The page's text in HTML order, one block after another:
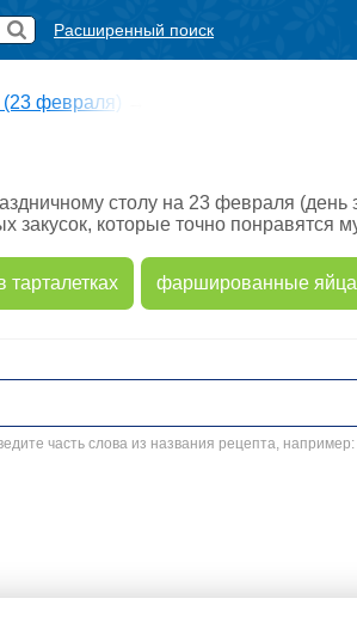
Расширенный поиск
февраля)
столу на 23 февраля
закусок, которые точно понравятся
тарталетках фаршированные яйца
часть слова из названия рецепта, например: